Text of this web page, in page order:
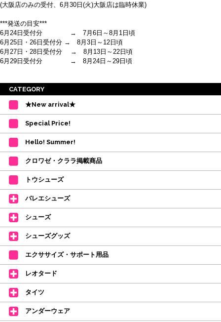
(大阪店のみの受付、6月30日(火)大阪店は臨時休業)
***発送の目安***
6月24日受付分 → 7月6日～8月1日頃
6月25日・26日受付分 → 8月3日～12日頃
6月27日・28日受付分 → 8月13日～22日頃
6月29日受付分 → 8月24日～29日頃
※ご注意
間を目安として下さい。
・在庫の確保は発送の直前に行います。カートに入れて注文完了となって
ご注文商品が在庫切れの場合は、上記お目安の頃にご連絡させていただき
カード決済をされたお客様は決済金額の変更をさせていただきます。
【ミルバ×たけいみき】オリジナルタオルが新登場!
レッスンのお供にはもちろん、毎日の持ち歩きやギフトにもぴったりのミル
バオリジナルタオルです。
たけいみきさんが描く「夢かわいい」バレエイラストが、そのままタオルに
なりました。
デラロミラノ2026コレクションの販売を開始しました☆
↑ご購入頂いたお客様に、デラロミラノのロゴ入りボールペンをプレゼント
中。
(お一人様1本限りになります)
価格改定のお知らせ
2026年4月1日よりシューズ全般、衣類など商品を値上げしました。
何卒ご理解いただけますようお願い申し上げます
【シューズのフィッティングについて】
CATEGORY
★New arrival★
Special Price!
Hello! Summer!
クロワゼ・クララ掲載商品
トウシューズ
バレエシューズ
シューズ
シューズグッズ
エクササイズ・サポート用品
レオタード
タイツ
アンダーウェア